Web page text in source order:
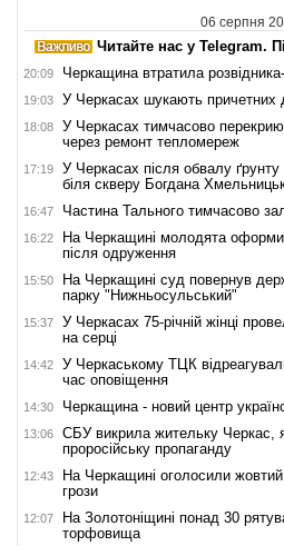
06 серпня
Читайте нас у Telegram.
20:09 Черкащина втратила
19:03 У Черкасах шукають причетних
18:08
У Черкасах тимчасово
через ремонт тепломереж
17:19
У Черкасах після обвалу
біля скверу Богдана
16:47 Частина Тального тимчасово
16:22
На Черкащині молодята
після одруження
15:50
На Черкащині суд повернув
парку "Нижньосульський"
15:37
У Черкасах 75-річній жінці
на серці
14:42
У Черкаському ТЦК
час оповіщення
14:30 Черкащина - новий центр
13:06
СБУ викрила жительку Черкас,
проросійську пропаганду
12:43
На Черкащині оголосили
грози
12:07
На Золотоніщині понад 30
торфовища